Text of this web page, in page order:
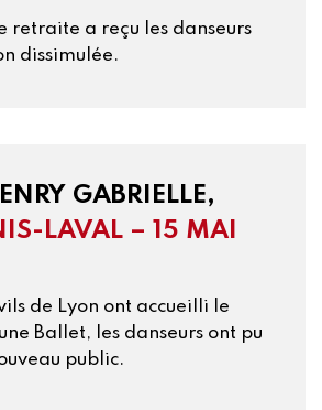
retraite a reçu les danseurs
dissimulée.
GABRIELLE,
LAVAL – 15 MAI
de Lyon ont accueilli le
Ballet, les danseurs ont pu
public.